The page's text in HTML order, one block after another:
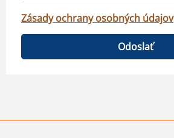
Zásady ochrany osobných údajov
Odoslať